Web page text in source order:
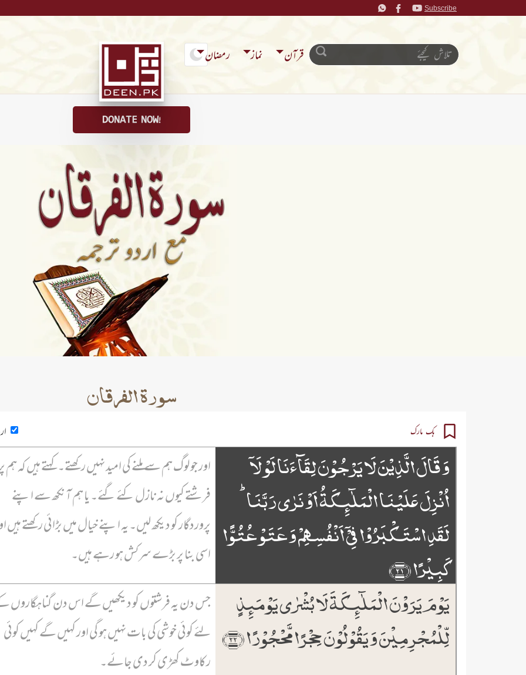
Subscribe
قرآن نماز رمضان
DONATE NOW!
سورۃ الفرقان
بک مارک
وَ قَالَ الَّذِیۡنَ لَا یَرۡجُوۡنَ لِقَآءَنَا لَوۡ لَاۤ
اُنۡزِلَ عَلَیۡنَا الۡمَلٰٓئِکَۃُ اَوۡ نَرٰی رَبَّنَا ؕ
لَقَدِ اسۡتَکۡبَرُوۡا فِیۡۤ اَنۡفُسِہِمۡ وَ عَتَوۡ عُتُوًّا
کَبِیۡرًا ﴿۲۱﴾
اور جو لوگ ہم سے ملنے کی امید نہیں رکھتے۔ کہتے ہیں کہ ہم
فرشتے کیوں نہ نازل کئے گئے۔ یا ہم آنکھ سے اپنے
پروردگار کو دیکھ لیں۔ یہ اپنے خیال میں بڑائی رکھتے ہیں
اسی بنا پر بڑے سرکش ہو رہے ہیں۔
یَوۡمَ یَرَوۡنَ الۡمَلٰٓئِکَۃَ لَا بُشۡرٰی یَوۡمَئِذٍ
لِّلۡمُجۡرِمِیۡنَ وَ یَقُوۡلُوۡنَ حِجۡرًا مَّحۡجُوۡرًا ﴿۲۲﴾
جس دن یہ فرشتوں کو دیکھیں گے اس دن گناہگاروں
لئے کوئی خوشی کی بات نہیں ہو گی اور کہیں گے کہیں کوئی
رکاوٹ کھڑی کر دی جائے۔